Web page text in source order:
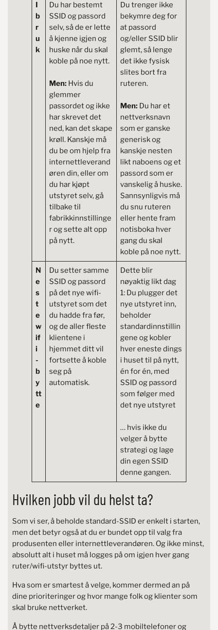
I
b
r
u
k
Du har bestemt
SSID og passord
selv, så de er lette
å kjenne igjen og
huske når du skal
koble på noe nytt.
Men: Hvis du
glemmer
passordet og ikke
har skrevet det
ned, kan det skape
krøll. Kanskje må
du be om hjelp fra
internettleverand
øren din, eller om
du har kjøpt
utstyret selv, gå
tilbake til
fabrikkinnstillinge
r og sette alt opp
på nytt.
Du trenger ikke
bekymre deg for
at passord
og/eller SSID blir
glemt, så lenge
det ikke fysisk
slites bort fra
ruteren.
Men: Du har et
nettverksnavn
som er ganske
generisk og
kanskje nesten
likt naboens og et
passord som er
vanskelig å huske.
Sannsynligvis må
du snu ruteren
eller hente fram
notisboka hver
gang du skal
koble på noe nytt.
N
e
s
t
e
w
if
i
-
b
y
tt
e
Du setter samme
SSID og passord
på det nye wifi-
utstyret som det
du hadde fra før,
og de aller fleste
klientene i
hjemmet ditt vil
fortsette å koble
seg på
automatisk.
Dette blir
nøyaktig likt dag
1: Du plugger det
nye utstyret inn,
beholder
standardinnstillin
gene og kobler
hver eneste dings
i huset til på nytt,
én for én, med
SSID og passord
som følger med
det nye utstyret
… hvis ikke du
velger å bytte
strategi og lage
din egen SSID
denne gangen.
Hvilken jobb vil du helst ta?
Som vi ser, å beholde standard-SSID er enkelt i starten,
men det betyr også at du er bundet opp til valg fra
produsenten eller internettleverandøren. Og ikke minst,
absolutt alt i huset må logges på om igjen hver gang
ruter/wifi-utstyr byttes ut.
Hva som er smartest å velge, kommer dermed an på
dine prioriteringer og hvor mange folk og klienter som
skal bruke nettverket.
Å bytte nettverksdetaljer på 2-3 mobiltelefoner og